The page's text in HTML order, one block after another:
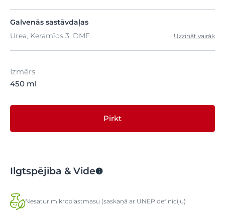
Galvenās sastāvdaļas
Urea, Keramīds 3, DMF
Uzzināt vairāk
Izmērs
450 ml
Pirkt
Ilgtspējība & Vide
Nesatur mikroplastmasu (saskaņā ar UNEP definīciju)